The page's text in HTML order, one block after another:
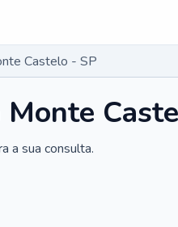
Castelo - SP
a sua consulta.